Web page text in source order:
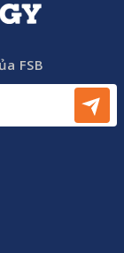
FSB